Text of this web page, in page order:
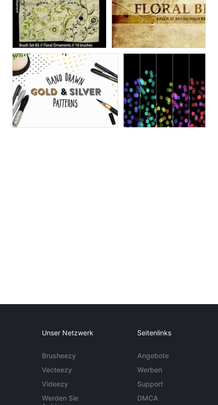
Unser Netzwerk
Brusheezy
Vecteezy
Videezy
Werden Sie
Seitenlinks
Angebote
Werben
Support
DMCA